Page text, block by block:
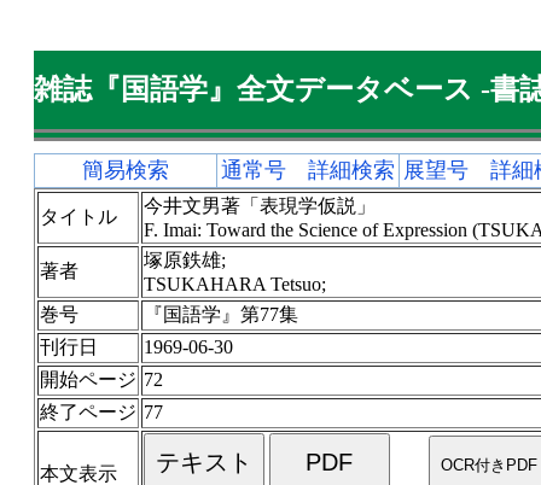
雑誌『国語学』全文データベース -書
簡易検索 通常号 詳細検索 展望号 詳細
タイトル
今井文男著「表現学仮説」
F. Imai: Toward the Science of Expression
著者
塚原鉄雄;
TSUKAHARA Tetsuo;
巻号
『国語学』第77集
刊行日
1969-06-30
開始ページ 72
終了ページ 77
本文表示